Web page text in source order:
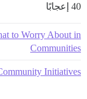
40 إعجابًا
to Worry About in
Communities
Initiatives